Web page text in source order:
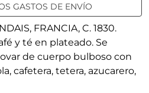
GASTOS DE ENVÍO
FRANCIA, C. 1830.
y té en plateado. Se
de cuerpo bulboso con
cafetera, tetera, azucarero,